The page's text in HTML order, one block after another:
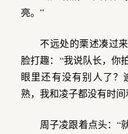
亮。”
不远处的栗述凑过
脸打趣：“我说队长，你
眼里还有没有别人了？
熟，我和凌子都没有时
周子凌跟着点头：“